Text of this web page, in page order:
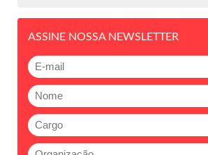
ASSINE NOSSA NEWSLETTER